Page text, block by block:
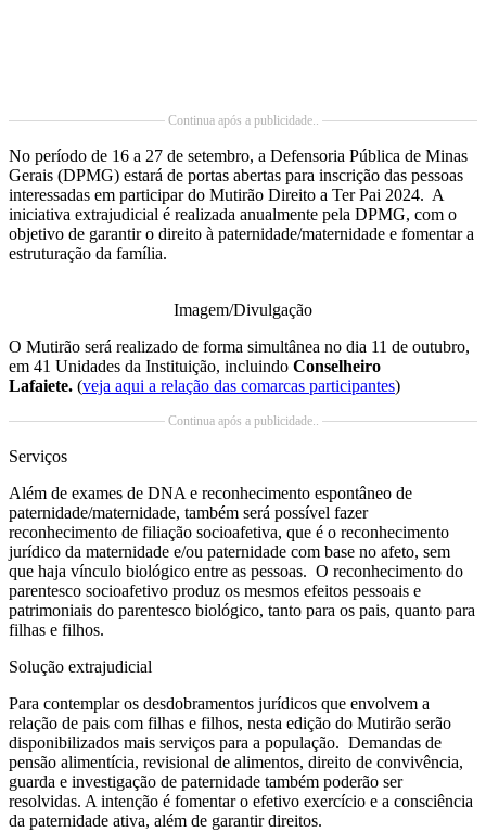
Continua após a publicidade..
No período de 16 a 27 de setembro, a Defensoria Pública de Minas
Gerais (DPMG) estará de portas abertas para inscrição das pessoas
interessadas em participar do Mutirão Direito a Ter Pai 2024. A
iniciativa extrajudicial é realizada anualmente pela DPMG, com o
objetivo de garantir o direito à paternidade/maternidade e fomentar a
estruturação da família.
Imagem/Divulgação
O Mutirão será realizado de forma simultânea no dia 11 de outubro,
em 41 Unidades da Instituição, incluindo Conselheiro
Lafaiete. (veja aqui a relação das comarcas participantes)
Continua após a publicidade..
Serviços
Além de exames de DNA e reconhecimento espontâneo de
paternidade/maternidade, também será possível fazer
reconhecimento de filiação socioafetiva, que é o reconhecimento
jurídico da maternidade e/ou paternidade com base no afeto, sem
que haja vínculo biológico entre as pessoas. O reconhecimento do
parentesco socioafetivo produz os mesmos efeitos pessoais e
patrimoniais do parentesco biológico, tanto para os pais, quanto para
filhas e filhos.
Solução extrajudicial
Para contemplar os desdobramentos jurídicos que envolvem a
relação de pais com filhas e filhos, nesta edição do Mutirão serão
disponibilizados mais serviços para a população. Demandas de
pensão alimentícia, revisional de alimentos, direito de convivência,
guarda e investigação de paternidade também poderão ser
resolvidas. A intenção é fomentar o efetivo exercício e a consciência
da paternidade ativa, além de garantir direitos.